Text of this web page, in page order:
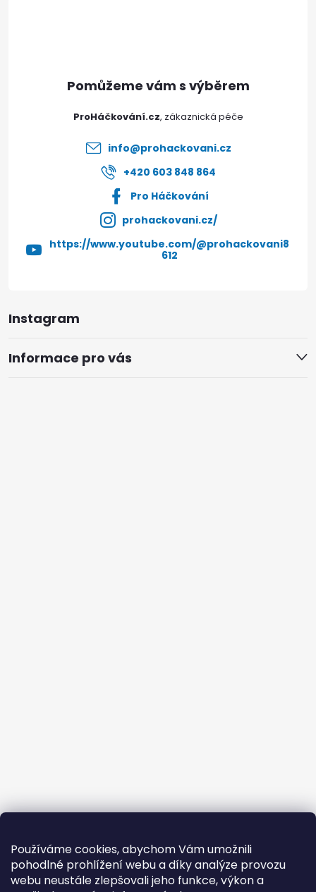
Používáme cookies, abychom Vám umožnili
pohodlné prohlížení webu a díky analýze provozu
webu neustále zlepšovali jeho funkce, výkon a
Instagram
Informace pro vás
ProHáčkování.cz
info@prohackovani.cz
+420 603 848 864
Pro Háčkování
prohackovani.cz/
https://www.youtube.com/@prohackovani8
612